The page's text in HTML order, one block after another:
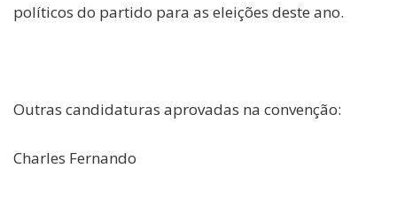
políticos do partido para as eleições deste ano.
Outras candidaturas aprovadas na convenção:
Charles Fernando